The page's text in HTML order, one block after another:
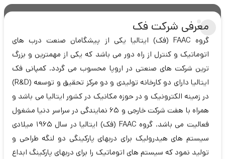
معرفی شرکت فک
گروه FAAC (فک) ایتالیا یکی از پیشگامان صنعت درب های
اتوماتیک و کنترل از راه دور می باشد که یکی از مهمترین و بزرگ
ترین شرکت های صنعتی در اروپا محسوب می گردد. کمپانی فک
ایتالیا دارای دو کارخانه تولیدی و دو مرکز تحقیق و توسعه (R&D)
در زمینه الکترونیک و در حوزه مکانیک در کشور ایتالیا می باشد و
همراه با هفت شرکت خارجی و ۶۵ نمایندگی در سراسر دنیا مشغول
فعالیت می باشد. گروه FAAC (فک) ایتالیا در سال ۱۹۶۵ میلادی
سیستم های هیدرولیک برای دربهای پارکینگی دو لنگه طراحی و
تولید نمود که سیستم های اتوماتیک را برای دربهای پارکینگ ابداع